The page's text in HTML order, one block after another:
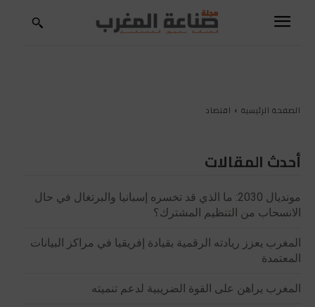
الصفحة الرئيسية اقتصاد
أحدث المقالات
مونديال 2030: ما الذي قد تخسره إسبانيا والبرتغال في حال
الانسحاب من التنظيم المشترك؟
المغرب يعزز ريادته الرقمية بقيادة إفريقيا في مراكز البيانات
المعتمدة
المغرب يراهن على القوة الضريبية لدعم تنميته